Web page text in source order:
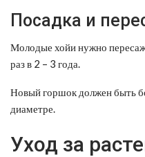
Посадка и
Молодые хойи нужно
раз в 2 – 3 года.
Новый горшок должен быть
диаметре.
Уход за